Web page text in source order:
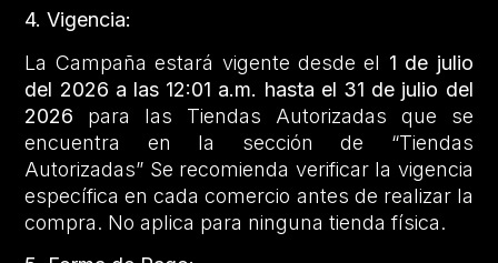
4. Vigencia:
La Campaña estará vigente desde el 1 de julio
del 2026 a las 12:01 a.m. hasta el 31 de julio del
2026 para las Tiendas Autorizadas que se
encuentra en la sección de “Tiendas
Autorizadas” Se recomienda verificar la vigencia
específica en cada comercio antes de realizar la
compra. No aplica para ninguna tienda física.